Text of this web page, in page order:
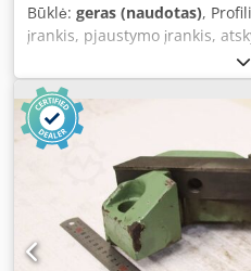
Būklė: geras (naudotas),
įrankis, pjaustymo įrankis,
įrankis, štampas,
peilio plokštė Dodpfx
peilio plokštė, pjovimo
apvaliam plienui -Kvadratinis
mm -Apvalus plienas: Ø 31/56
įrankiai -Kaina: už vienetą -
Svoris: 8,8 kg/vnt.